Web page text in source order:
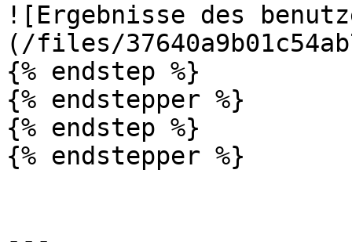
![Ergebnisse des
(/files/
{% endstep %}
{% endstepper %}
{% endstep %}
{% endstepper %}